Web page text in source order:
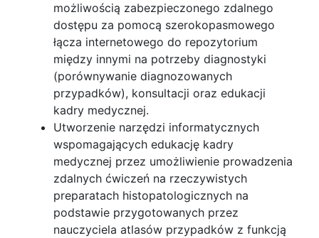
możliwością zabezpieczonego zdalnego
dostępu za pomocą szerokopasmowego
łącza internetowego do repozytorium
między innymi na potrzeby diagnostyki
(porównywanie diagnozowanych
przypadków), konsultacji oraz edukacji
kadry medycznej.
Utworzenie narzędzi informatycznych
wspomagających edukację kadry
medycznej przez umożliwienie prowadzenia
zdalnych ćwiczeń na rzeczywistych
preparatach histopatologicznych na
podstawie przygotowanych przez
nauczyciela atlasów przypadków z funkcją